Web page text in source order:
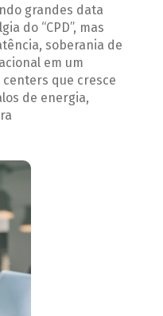
grandes data
do “CPD”, mas
soberania de
em um
que cresce
de energia,